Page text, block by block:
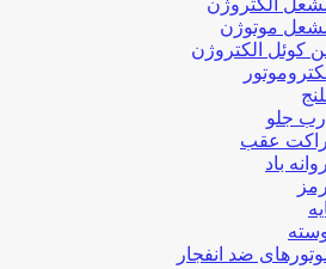
موتوژن
کوئل الکتروژن
جلو
عقب
باد
ضد انفجار